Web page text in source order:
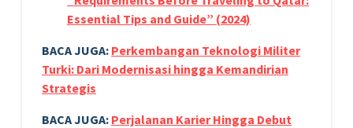
Essential Tips and Guide” (2024)
BACA JUGA: Perkembangan Teknologi Militer
Turki: Dari Modernisasi hingga Kemandirian
Strategis
BACA JUGA: Perjalanan Karier Hingga Debut